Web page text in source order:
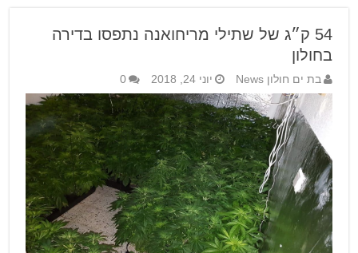
54 ק״ג של שתילי מריחואנה נתפסו בדירה
בחולון
בת ים חולון News יוני 24, 2018 0